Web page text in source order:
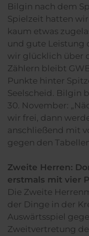
Bilgin nach dem
Spielzeit hatten
kaum etwas
und gute Leistung
wir glücklich über
Zählern bleibt
Punkte hinter
Seelscheid. Bilgin
30. November:
wir frei, dann
anschließend mit
gegen den
Zweite Herren:
erstmals mit vier
Die Zweite
der Dinge in der
Auswärtsspiel
Zweitvertretung